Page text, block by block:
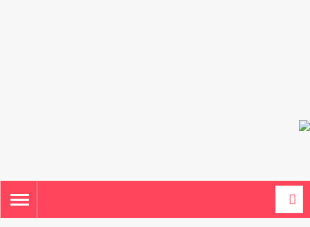
TOGGLE
NAVIGATION